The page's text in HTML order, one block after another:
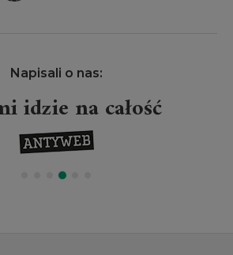
Napisali o nas:
idzie na całość